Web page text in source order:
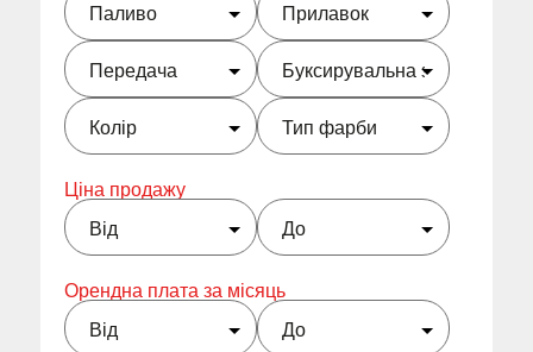
Ціна продажу
Орендна плата за місяць